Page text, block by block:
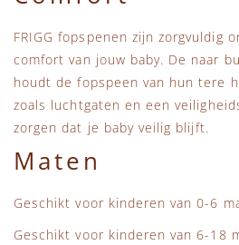
FRIGG fopspenen zijn zorgvuldig
comfort van jouw baby. De naar
houdt de fopspeen van hun tere
zoals luchtgaten en een
zorgen dat je baby veilig blijft.
Maten
Geschikt voor kinderen van 0-6
Geschikt voor kinderen van 6-18